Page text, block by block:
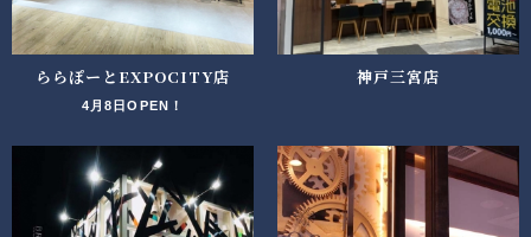
ららぽーとEXPOCITY店
4月8日OPEN！
神戸三宮店